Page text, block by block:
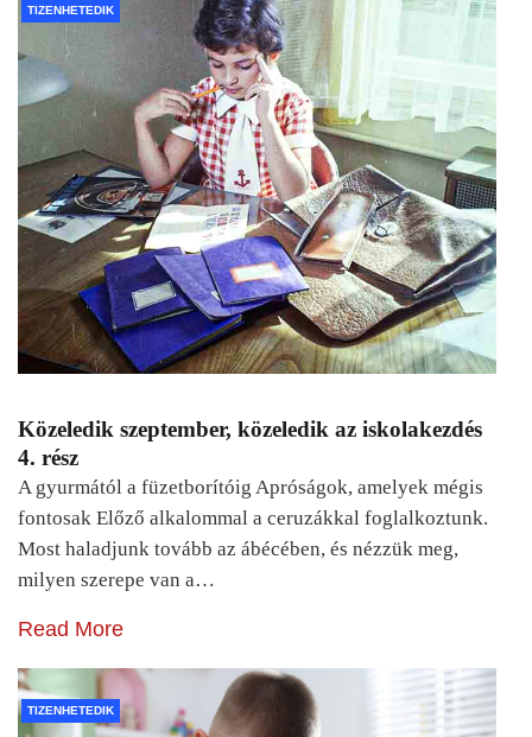
TIZENHETEDIK
Közeledik szeptember, közeledik az iskolakezdés
4. rész
A gyurmától a füzetborítóig Apróságok, amelyek mégis
fontosak Előző alkalommal a ceruzákkal foglalkoztunk.
Most haladjunk tovább az ábécében, és nézzük meg,
milyen szerepe van a…
Read More
TIZENHETEDIK